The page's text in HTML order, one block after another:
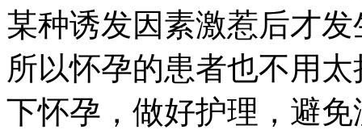
某种诱发因素激惹后才
所以怀孕的患者也不用
下怀孕，做好护理，避